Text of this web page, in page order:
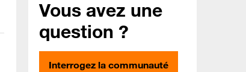
Vous avez une
question ?
Interrogez la communauté